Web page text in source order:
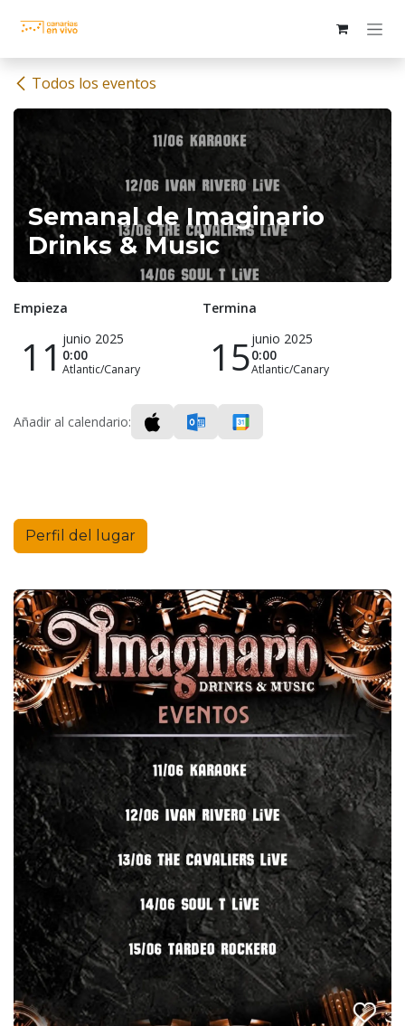
Todos los eventos
Semanal de Imaginario
Drinks & Music
Empieza
11junio 2025
0:00
Atlantic/Canary
Termina
15junio 2025
0:00
Atlantic/Canary
Añadir al calendario:
Perfil del lugar